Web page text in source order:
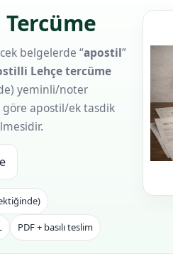
belgelerde “apostil”
Lehçe tercüme
yeminli/noter
göre apostil/ek tasdik
PDF + basılı teslim